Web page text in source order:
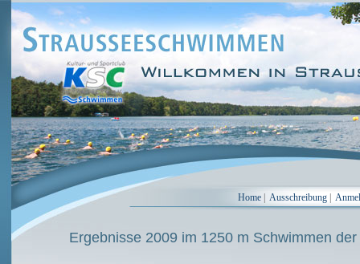
Home Ausschreibung
Ergebnisse 2009 im 1250 m Schwimmen der